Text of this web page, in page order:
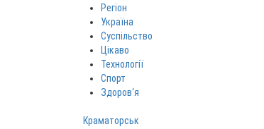
Регіон
Україна
Суспільство
Цікаво
Технології
Спорт
Здоров‘я
Краматорськ